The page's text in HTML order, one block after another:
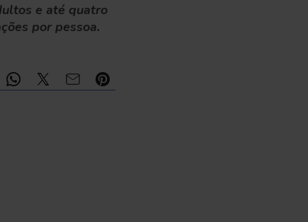
e até quatro
por pessoa.